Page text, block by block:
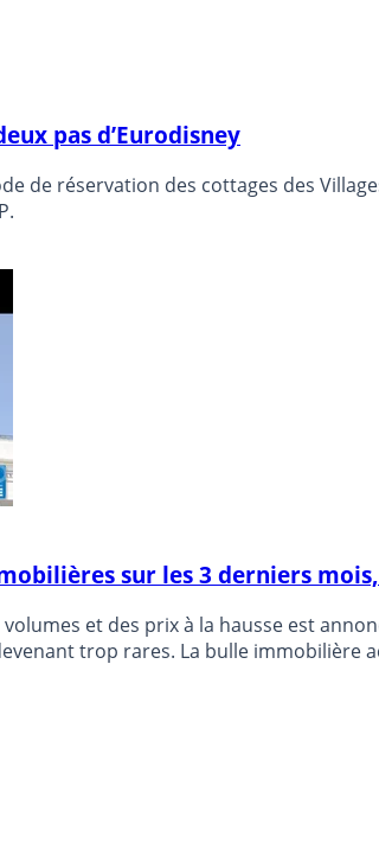
pas d’Eurodisney
de réservation des cottages des
sur les 3 derniers
et des prix à la hausse est
trop rares. La bulle